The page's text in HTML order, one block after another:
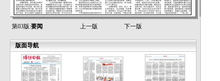
第03版:要闻 上一版 下一版
版面导航